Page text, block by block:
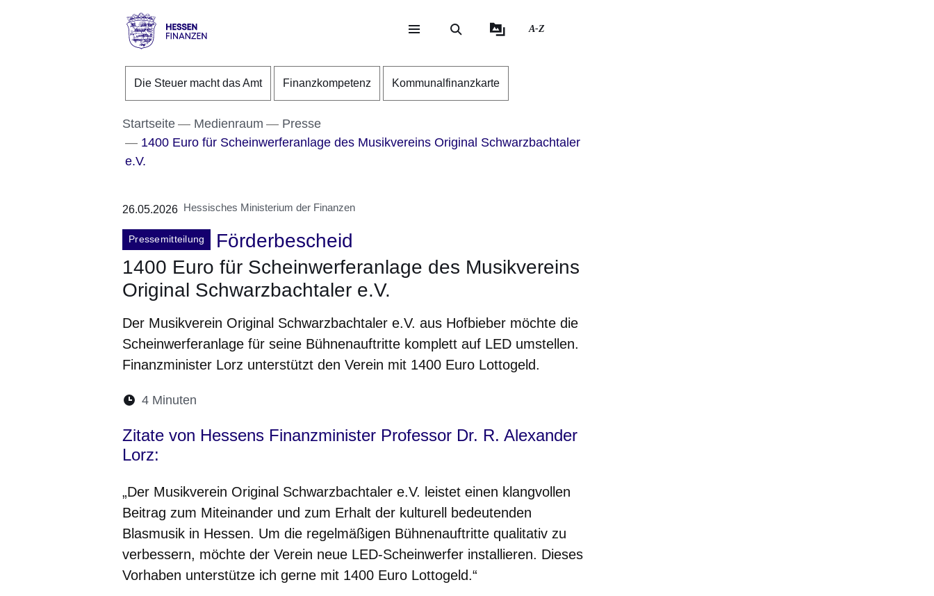
Direkt zum Kopf der Seite
Direkt zum Inhalt
Direkt zum Fuß der Seite
Finanzen
A-Z
Die Steuer macht das Amt Finanzkompetenz Kommunalfinanzkarte
Startseite Medienraum
Presse
1400 Euro für Scheinwerferanlage des Musikvereins Original Schwarzbachtaler
e.V.
26.05.2026 Hessisches Ministerium der Finanzen
Pressemitteilung
Förderbescheid
1400 Euro für Scheinwerferanlage des Musikvereins
Original Schwarzbachtaler e.V.
Der Musikverein Original Schwarzbachtaler e.V. aus Hofbieber möchte die
Scheinwerferanlage für seine Bühnenauftritte komplett auf LED umstellen.
Finanzminister Lorz unterstützt den Verein mit 1400 Euro Lottogeld.
Lesedauer:
4 Minuten
Zitate von Hessens Finanzminister Professor Dr. R. Alexander
Lorz:
„Der Musikverein Original Schwarzbachtaler e.V. leistet einen klangvollen
Beitrag zum Miteinander und zum Erhalt der kulturell bedeutenden
Blasmusik in Hessen. Um die regelmäßigen Bühnenauftritte qualitativ zu
verbessern, möchte der Verein neue LED-Scheinwerfer installieren. Dieses
Vorhaben unterstütze ich gerne mit 1400 Euro Lottogeld.“